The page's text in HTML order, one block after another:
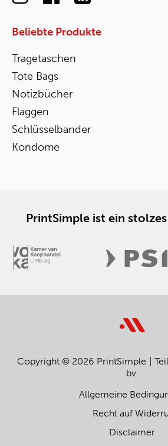
Beliebte Produkte
Tragetaschen
Tote Bags
Notizbücher
Flaggen
Schlüsselbander
Kondome
PrintSimple ist ein
Copyright © 2026 PrintSimple
bv.
Allgemeine
Recht auf
Disclaimer